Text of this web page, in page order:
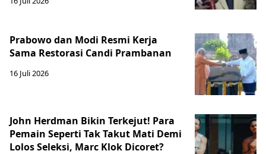
Prabowo dan Modi Resmi Kerja
Sama Restorasi Candi Prambanan
16 Juli 2026
John Herdman Bikin Terkejut! Para
Pemain Seperti Tak Takut Mati Demi
Lolos Seleksi, Marc Klok Dicoret?